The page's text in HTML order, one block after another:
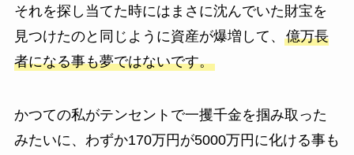
それを探し当てた時にはまさに沈んでいた財宝を
見つけたのと同じように資産が爆増して、 億万長
者になる事も夢ではないです。
かつての私がテンセントで一攫千金を掴み取った
みたいに、わずか170万円が5000万円に化ける事も